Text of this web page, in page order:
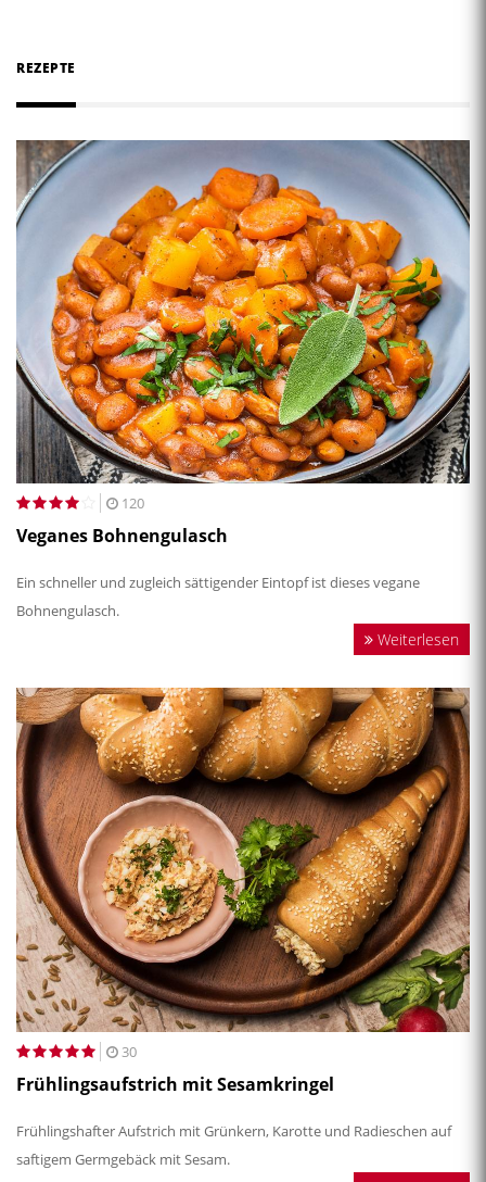
REZEPTE
120
Veganes Bohnengulasch
Ein schneller und zugleich sättigender Eintopf ist dieses vegane
Bohnengulasch.
Weiterlesen
30
Frühlingsaufstrich mit Sesamkringel
Frühlingshafter Aufstrich mit Grünkern, Karotte und Radieschen auf
saftigem Germgebäck mit Sesam.